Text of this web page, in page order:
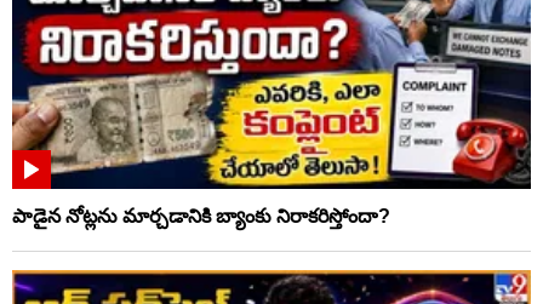
పాడైన నోట్లను మార్చడానికి బ్యాంకు నిరాకరిస్తోందా?